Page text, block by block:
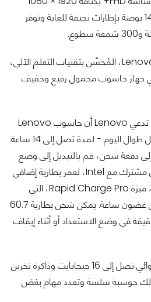
بكسل. تتميز الشاشة مقاس 14 بوصة بإطارات نحيفة للغاية وتوفر
يوفر Lenovo Yoga Slim 14 ITL05، المُحسَّن بتقنيات التعلم الآلي،
في جهاز حاسوب محمول رفيع وخفيف
عندما يكون مشحونًا بالكامل، تدعي Lenovo أن حاسوب Lenovo
Yoga Slim 14 ITL05 سيعمل طوال اليوم - لمدة تصل إلى 14 ساعة.
دفعة شحن، قم بالتبديل إلى وضع
التبريد الذكي، المصمم بشكل مشترك مع Intel، لعمر بطارية إضافي
بنسبة 15-20٪. بدلاً من ذلك، ميزة Rapid Charge Pro، التي
تعيدك إلى 80٪ من سعته في غضون ساعة. يمكن شحن بطارية 60.7
حتى 50 بالمائة في 30 دقيقة في وضع الاستعداد أو أثناء إيقاف
كل ذلك مع ذاكرة وصول عشوائي تصل إلى 16 جيجابايت وذاكرة تخزين
نضمن لك حوسبة سلسة وتعدد مهام بغض